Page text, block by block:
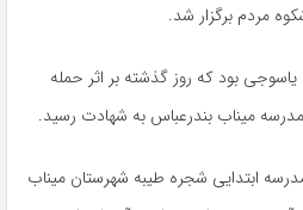
مردم برگزار شد.
بود که روز گذشته بر اثر حمله
میناب بندرعباس به شهادت رسید.
مدرسه ابتدایی شجره طیبه شهرستان میناب